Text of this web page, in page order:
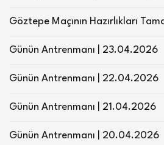
Göztepe Maçının Hazırlıkları
Günün Antrenmanı | 23.04.2026
Günün Antrenmanı | 22.04.2026
Günün Antrenmanı | 21.04.2026
Günün Antrenmanı | 20.04.2026